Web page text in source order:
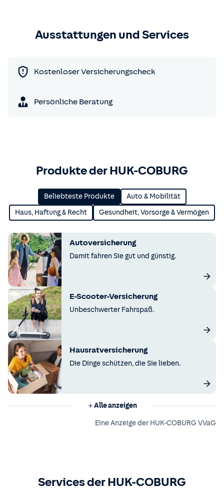
Ausstattungen und Services
Kostenloser Versicherungscheck
Persönliche Beratung
Produkte der HUK-COBURG
Beliebteste Produkte Auto & Mobilität
Haus, Haftung & Recht Gesundheit, Vorsorge & Vermögen
Autoversicherung
Damit fahren Sie gut und günstig.
E-Scooter-Versicherung
Unbeschwerter Fahrspaß.
Hausratversicherung
Die Dinge schützen, die Sie lieben.
Alle anzeigen
Eine Anzeige der HUK-COBURG VVaG
Services der HUK-COBURG